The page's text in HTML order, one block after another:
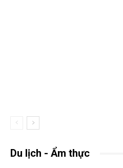
Du lịch - Ẩm thực